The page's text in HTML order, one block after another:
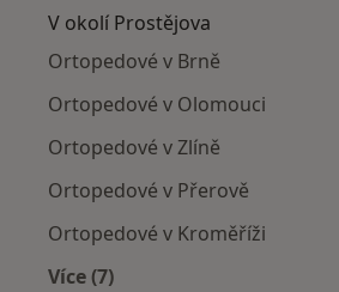
V okolí Prostějova
Ortopedové v Brně
Ortopedové v Olomouci
Ortopedové v Zlíně
Ortopedové v Přerově
Ortopedové v Kroměříži
Více (7)